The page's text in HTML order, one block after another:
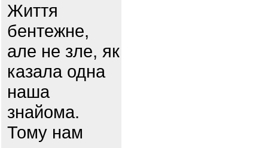
Життя
бентежне,
але не зле, як
казала одна
наша
знайома.
Тому нам